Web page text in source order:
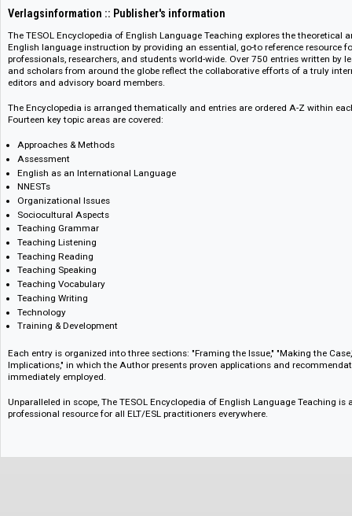
10227989
Verlagsinformation :: Publisher's information
English language instruction by providing an essential, go-to reference
professionals, researchers, and students world-wide. Over 750 entries
editors and advisory board members.
The Encyclopedia is arranged thematically and entries are ordered A-Z
Fourteen key topic areas are covered:
Approaches & Methods
Assessment
English as an International Language
NNESTs
Organizational Issues
Sociocultural Aspects
Teaching Grammar
Teaching Listening
Teaching Speaking
Teaching Vocabulary
Technology
Training & Development
Implications," in which the Author presents proven applications and